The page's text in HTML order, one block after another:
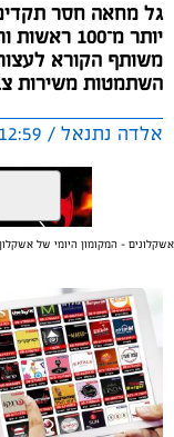
קרדיט: משטרת
החל משעות הבוקר
הודעות טקסט
לכאורה כי עליהם
מנוסחות באופן
משטרת ישראל
להסדיר את
קישור המצורף
במשטרה מבהירים
גל מחאה חסר
יותר
משותף הקורא
השתמטות משירות
אלדה נתנאל / 12:59 16.07.26
תגים:נגד חוק הפטור
את המהלך הוביל
שגייס סביבו
הארץ, שבחרו
אשקלונים - המקומון היומי של